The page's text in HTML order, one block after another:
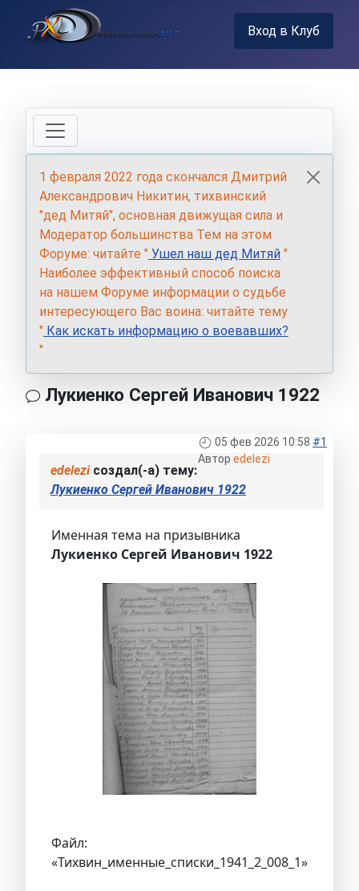
Вход в Клуб
1 февраля 2022 года скончался Дмитрий
Александрович Никитин, тихвинский
"дед Митяй", основная движущая сила и
Модератор большинства Тем на этом
Форуме: читайте " Ушел наш дед Митяй "
Наиболее эффективный способ поиска
на нашем Форуме информации о судьбе
интересующего Вас воина: читайте тему
" Как искать информацию о воевавших?
"
Лукиенко Сергей Иванович 1922
05 фев 2026 10:58 #1
Автор edelezi
edeleziсоздал(-а) тему:
Лукиенко Сергей Иванович 1922
Именная тема на призывника
Лукиенко Сергей Иванович 1922
Файл:
«Тихвин_именные_списки_1941_2_008_1»